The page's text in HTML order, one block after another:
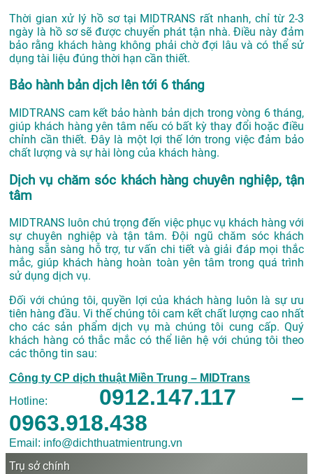
Thời gian xử lý hồ sơ tại MIDTRANS rất nhanh, chỉ từ 2-3
ngày là hồ sơ sẽ được chuyển phát tận nhà. Điều này đảm
bảo rằng khách hàng không phải chờ đợi lâu và có thể sử
dụng tài liệu đúng thời hạn cần thiết.
Bảo hành bản dịch lên tới 6 tháng
MIDTRANS cam kết bảo hành bản dịch trong vòng 6 tháng,
giúp khách hàng yên tâm nếu có bất kỳ thay đổi hoặc điều
chỉnh cần thiết. Đây là một lợi thế lớn trong việc đảm bảo
chất lượng và sự hài lòng của khách hàng.
Dịch vụ chăm sóc khách hàng chuyên nghiệp, tận
tâm
MIDTRANS luôn chú trọng đến việc phục vụ khách hàng với
sự chuyên nghiệp và tận tâm. Đội ngũ chăm sóc khách
hàng sẵn sàng hỗ trợ, tư vấn chi tiết và giải đáp mọi thắc
mắc, giúp khách hàng hoàn toàn yên tâm trong quá trình
sử dụng dịch vụ.
Đối với chúng tôi, quyền lợi của khách hàng luôn là sự ưu
tiên hàng đầu. Vi thế chúng tôi cam kết chất lượng cao nhất
cho các sản phẩm dịch vụ mà chúng tôi cung cấp. Quý
khách hàng có thắc mắc có thể liên hệ với chúng tôi theo
các thông tin sau:
Công ty CP dịch thuật Miền Trung – MIDTrans
Hotline: 0912.147.117 –
0963.918.438
Email: info@dichthuatmientrung.vn
Trụ sở chính